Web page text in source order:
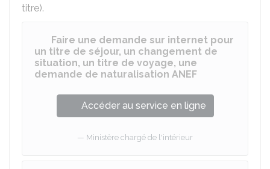
titre).
Faire une demande sur internet pour
un titre de séjour, un changement de
situation, un titre de voyage, une
demande de naturalisation ANEF
Accéder au service en ligne
Ministère chargé de l'intérieur